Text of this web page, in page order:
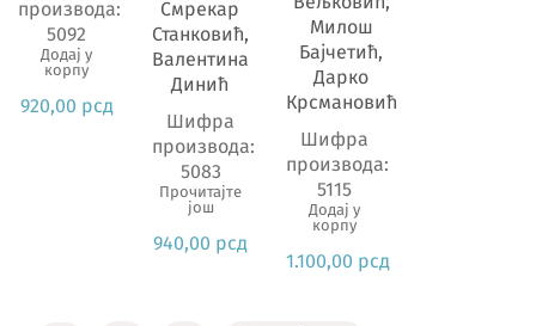
производа:
5092
Додај у
корпу
920,00 рсд
Смрекар
Станковић,
Валентина
Динић
Шифра
производа:
5083
Прочитајте
још
940,00 рсд
Милош
Бајчетић,
Дарко
Крсмановић
Шифра
производа:
5115
Додај у
корпу
1.100,00 рсд